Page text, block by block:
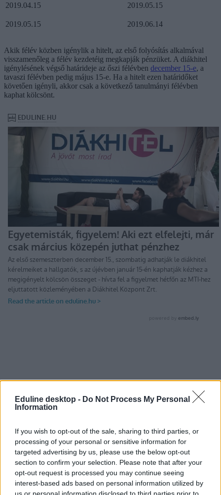
Eduline desktop - Do Not Process My Personal
Information
If you wish to opt-out of the sale, sharing to third parties, or
processing of your personal or sensitive information for
targeted advertising by us, please use the below opt-out
section to confirm your selection. Please note that after your
opt-out request is processed you may continue seeing
interest-based ads based on personal information utilized by
us or personal information disclosed to third parties prior to
2019.04.15
2019.05.15
2019.05.15 2019.06.14
Akik félév közben igénylik a hitelt, az első folyósítás alkalmával
visszamenőleg a félév kezdetéig megkapják pénzüket. A diákhitel
igénylésének végső határideje az őszi félévben december 15-e, a
tavaszi félévben pedig május 15-e. Ha a hitelt ezen határidőket
követően igényli, akkor csak a következő tanulmányi félévben
kaphat kölcsönt.